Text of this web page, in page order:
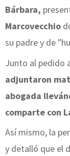
Bárbara,
Marcovecchio
su padre y de
Junto al pedido
adjuntaron
abogada
comparte con
Así mismo, la
y detalló que el